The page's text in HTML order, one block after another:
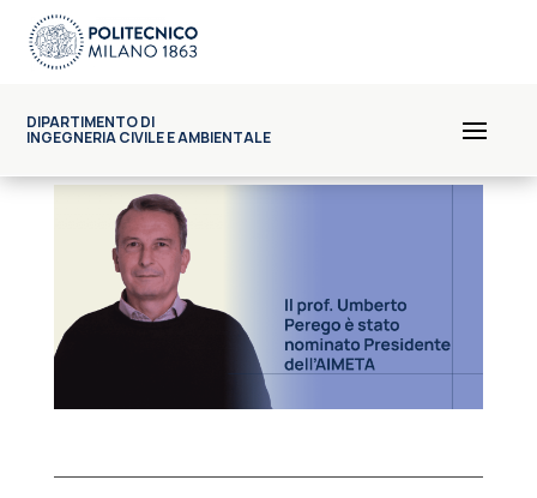
DIPARTIMENTO DI
INGEGNERIA CIVILE E AMBIENTALE